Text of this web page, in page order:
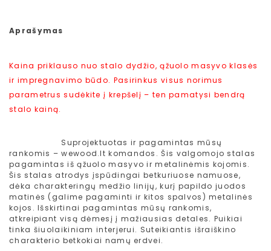
Aprašymas
Kaina priklauso nuo stalo dydžio, ąžuolo masyvo klasės
ir impregnavimo būdo. Pasirinkus visus norimus
parametrus sudėkite į krepšelį – ten pamatysi bendrą
stalo kainą.
Suprojektuotas ir pagamintas mūsų
rankomis – wewood.lt komandos. Šis valgomojo stalas
pagamintas iš ąžuolo masyvo ir metalinėmis kojomis.
Šis stalas atrodys įspūdingai betkuriuose namuose,
dėka charakteringų medžio linijų, kurį papildo juodos
matinės (galime pagaminti ir kitos spalvos) metalinės
kojos. Išskirtinai pagamintas mūsų rankomis,
atkreipiant visą dėmesį į mažiausias detales. Puikiai
tinka šiuolaikiniam interjerui. Suteikiantis išraiškino
charakterio betkokiai namų erdvei.